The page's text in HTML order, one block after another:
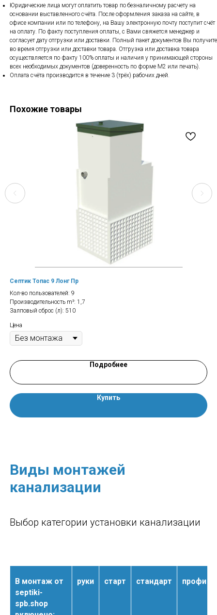
Юридические лица могут оплатить товар по безналичному расчету на
основании выставленного счёта. После оформления заказа на сайте, в
офисе компании или по телефону, на Вашу электронную почту поступит счёт
на оплату. По факту поступления оплаты, с Вами свяжется менеджер и
согласует дату отгрузки или доставки. Полный пакет документов Вы получите
во время отгрузки или доставки товара. Отгрузка или доставка товара
осуществляется по факту 100% оплаты и наличия у принимающей стороны
всех необходимых документов (доверенность по форме М2 или печать).
Оплата счёта производится в течение 3 (трёх) рабочих дней.
Похожие товары
Септик Топас 9 Лонг Пр
Кол-во пользователей: 9
Производительность m³: 1,7
Залповый сброс (л): 510
Цена
Подробнее
Купить
Виды монтажей
канализации
Выбор категории установки канализации
В монтаж от
septiki-
spb.shop
руки старт стандарт профи